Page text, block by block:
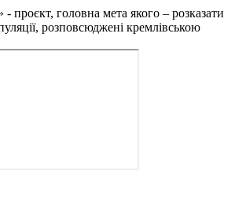
проєкт, головна мета якого – розказати
розповсюджені кремлівською